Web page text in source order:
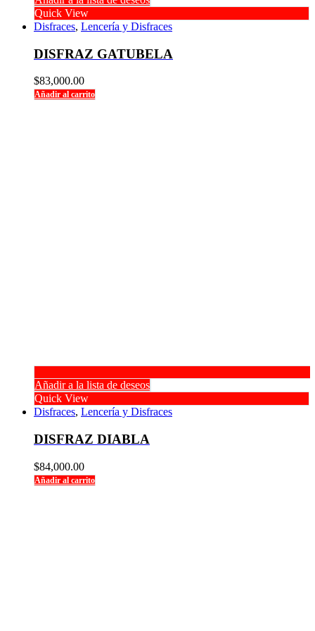
Quick View
Disfraces, Lencería y Disfraces
DISFRAZ GATUBELA
$83,000.00
Añadir al carrito
Añadir a la lista de deseos
Quick View
Disfraces, Lencería y Disfraces
DISFRAZ DIABLA
$84,000.00
Añadir al carrito